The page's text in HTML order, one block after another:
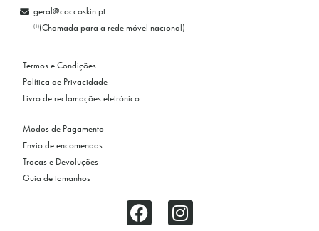
geral@coccoskin.pt
(1)(Chamada para a rede móvel nacional)
Termos e Condições
Política de Privacidade
Livro de reclamações eletrónico
Modos de Pagamento
Envio de encomendas
Trocas e Devoluções
Guia de tamanhos